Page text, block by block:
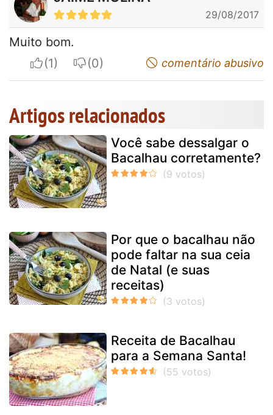
29/08/2017
Muito bom.
I apreciateI do not appreciatecomentário abusivo
Artigos relacionados
Você sabe dessalgar o
Bacalhau corretamente?
Por que o bacalhau não
pode faltar na sua ceia
de Natal (e suas
receitas)
Receita de Bacalhau
para a Semana Santa!